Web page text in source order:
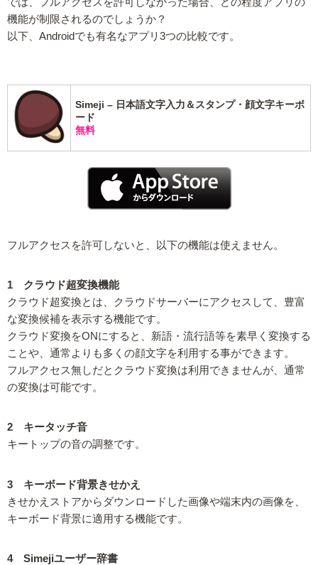
では、フルアクセスを許可しなかった場合、どの程度アプリの
機能が制限されるのでしょうか？
以下、Androidでも有名なアプリ3つの比較です。
Simeji – 日本語文字入力＆スタンプ・顔文字キーボ
ード
無料
フルアクセスを許可しないと、以下の機能は使えません。
1 クラウド超変換機能
クラウド超変換とは、クラウドサーバーにアクセスして、豊富
な変換候補を表示する機能です。
クラウド変換をONにすると、新語・流行語等を素早く変換する
ことや、通常よりも多くの顔文字を利用する事ができます。
フルアクセス無しだとクラウド変換は利用できませんが、通常
の変換は可能です。
2 キータッチ音
キートップの音の調整です。
3 キーボード背景きせかえ
きせかえストアからダウンロードした画像や端末内の画像を、
キーボード背景に適用する機能です。
4 Simejiユーザー辞書